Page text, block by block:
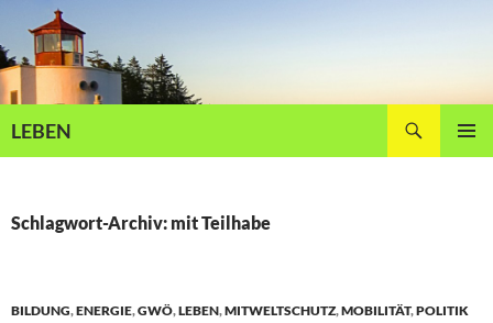
Inhalt
springen
LEBEN
Schlagwort-Archiv: mit Teilhabe
BILDUNG,ENERGIE,GWÖ,LEBEN,MITWELTSCHUTZ,MOBILITÄT,POLITIK